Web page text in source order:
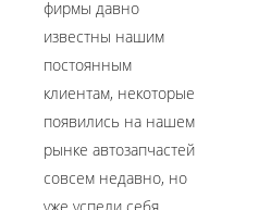
фирмы давно
известны нашим
постоянным
клиентам,​ некоторые
появились на нашем
рынке автозапчастей
совсем недавно,​ но